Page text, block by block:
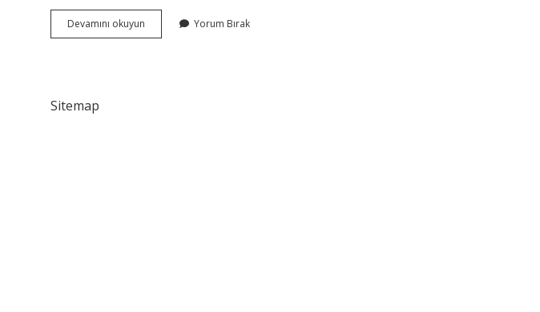
Devamını okuyun
Ne
Yorum Bırak
Sitemap